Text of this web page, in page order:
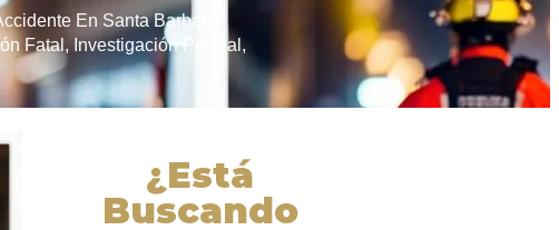
En Santa Barbara
Fatal ,Investigación Policial,
¿Está
Buscando